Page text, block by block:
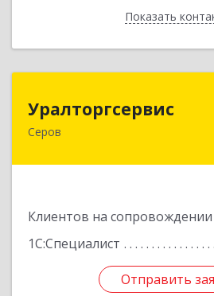
ПоказатьНазад
Уралторгсервис
Серов
Клиентов на сопровождении
1С:Специалист
Отправить
624980, Свердловская обл,
Отправить